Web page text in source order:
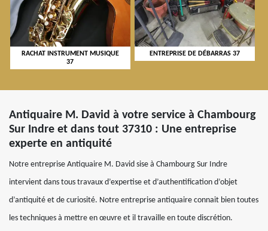
RACHAT INSTRUMENT MUSIQUE
37
ENTREPRISE DE DÉBARRAS 37
Antiquaire M. David à votre service à Chambourg
Sur Indre et dans tout 37310 : Une entreprise
experte en antiquité
Notre entreprise Antiquaire M. David sise à Chambourg Sur Indre
intervient dans tous travaux d’expertise et d’authentification d’objet
d’antiquité et de curiosité. Notre entreprise antiquaire connait bien toutes
les techniques à mettre en œuvre et il travaille en toute discrétion.